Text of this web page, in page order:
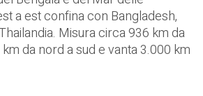
a est confina con Bangladesh,
Misura circa 936 km da
da nord a sud e vanta 3.000 km